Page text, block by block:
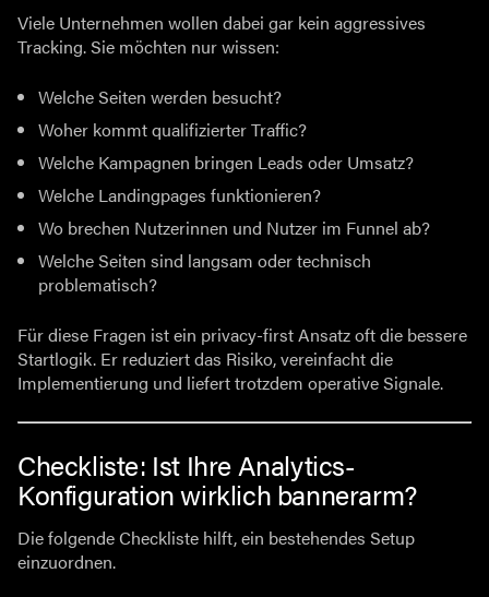
Viele Unternehmen wollen dabei gar kein aggressives
Tracking. Sie möchten nur wissen:
Welche Seiten werden besucht?
Woher kommt qualifizierter Traffic?
Welche Kampagnen bringen Leads oder Umsatz?
Welche Landingpages funktionieren?
Wo brechen Nutzerinnen und Nutzer im Funnel ab?
Welche Seiten sind langsam oder technisch
problematisch?
Für diese Fragen ist ein privacy-first Ansatz oft die bessere
Startlogik. Er reduziert das Risiko, vereinfacht die
Implementierung und liefert trotzdem operative Signale.
Checkliste: Ist Ihre Analytics-
Konfiguration wirklich bannerarm?
Die folgende Checkliste hilft, ein bestehendes Setup
einzuordnen.